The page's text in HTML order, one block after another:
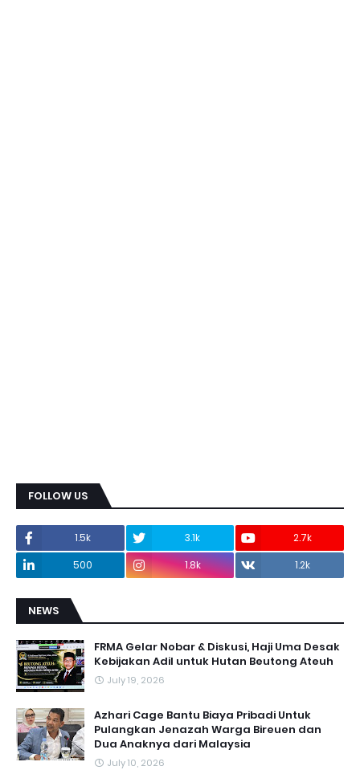
FOLLOW US
1.5k 3.1k
2.7k
500
1.8k 1.2k
NEWS
FRMA Gelar Nobar & Diskusi, Haji Uma Desak
Kebijakan Adil untuk Hutan Beutong Ateuh
July 19, 2026
Azhari Cage Bantu Biaya Pribadi Untuk
Pulangkan Jenazah Warga Bireuen dan
Dua Anaknya dari Malaysia
July 10, 2026